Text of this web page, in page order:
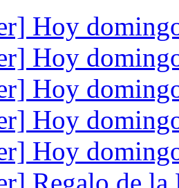
Hoy
Hoy
Hoy
Hoy
Hoy